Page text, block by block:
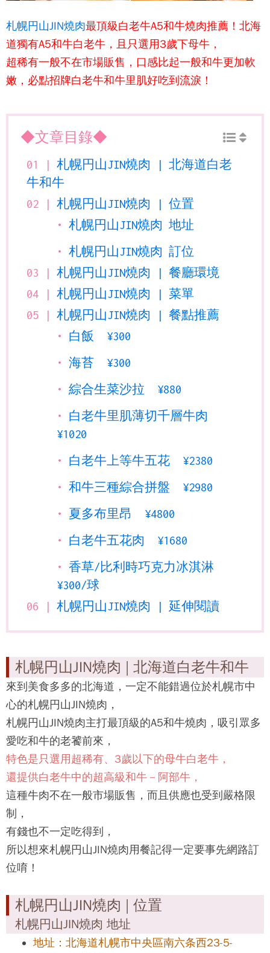
札幌円山JIN燒肉最頂級白老牛A5和牛燒肉推薦！北海
道獨有A5和牛白老牛，且只選用3歲下母牛，
超稀有一般不在市場販售，口感比起一般和牛更加軟
嫩，必點招牌白老牛和牛里肌好吃到流淚！
◆文章目錄◆
札幌円山JIN燒肉 | 北海道白老
牛和牛
札幌円山JIN燒肉 | 位置
札幌円山JIN燒肉 地址
札幌円山JIN燒肉 訂位
札幌円山JIN燒肉 | 餐廳環境
札幌円山JIN燒肉 | 菜單
札幌円山JIN燒肉 | 餐點推薦
白飯 ¥300
海苔 ¥300
綜合生菜沙拉 ¥880
白老牛里肌薄切千層牛肉
¥1020
白老牛上等牛五花 ¥2380
和牛三種綜合拼盤 ¥2980
夏多布里昂 ¥4800
白老牛五花肉 ¥1680
香草/比利時巧克力冰淇淋
¥300/球
札幌円山JIN燒肉 | 延伸閱讀
札幌円山JIN燒肉 | 北海道白老牛和牛
來到美食多多的北海道，一定不能錯過位於札幌市中
心的札幌円山JIN燒肉 ，
札幌円山JIN燒肉主打最頂級的A5和牛燒肉，吸引眾多
愛吃和牛的老饕前來，
特色是只選用超稀有、3歲以下的母牛白老牛，
還提供白老牛中的超高級和牛－阿部牛，
這種牛肉不在一般市場販售，而且供應也受到嚴格限
制，
有錢也不一定吃得到，
所以想來札幌円山JIN燒肉用餐記得一定要事先網路訂
位唷！
札幌円山JIN燒肉 | 位置
札幌円山JIN燒肉 地址
地址：北海道札幌市中央區南六条西23-5-